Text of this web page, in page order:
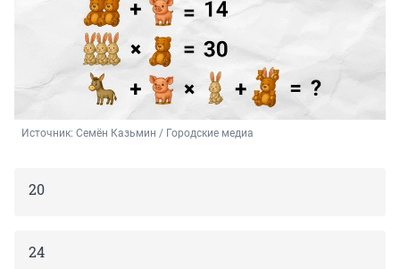
Источник: Семён Казьмин / Городские медиа
20
24